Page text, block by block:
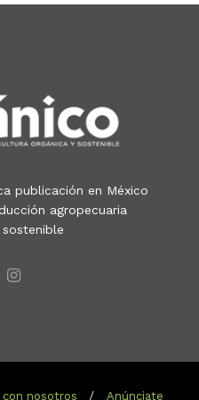
publicación en México
agropecuaria
nosotros Anúnciate